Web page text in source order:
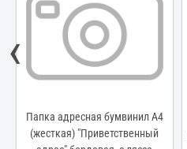
Папка адресная бумвинил А4
(жесткая) "Приветственный
‹